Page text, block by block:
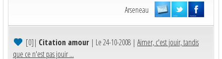
Arseneau
[0]| Citation amour | Le 24-10-2008 | Aimer, c'est jouir, tandis
que ce n'est pas jouir ...